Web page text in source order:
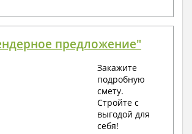
предложение"
Закажите
подробную
смету.
Стройте с
выгодой для
себя!